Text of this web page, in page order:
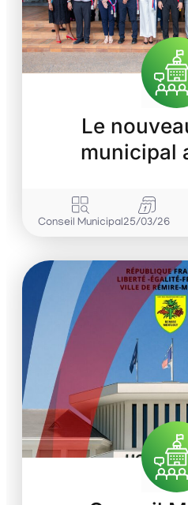
Le
municipal
Conseil Municipal25/03/26